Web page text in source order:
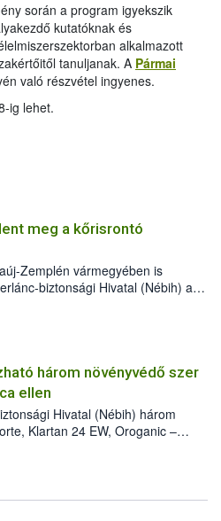
során a program igyekszik
kutatóknak és
alkalmazott
tanuljanak. A Pármai
való részvétel ingyenes.
ig lehet.
meg a kőrisrontó
Zemplén vármegyében is
biztonsági Hivatal (Nébih) a
planipennis) jelenlétét. A
találták meg, de már fertőzött
az intézkedéseket a szlovák
a terjedés megállítása érdekében.
három növényvédő szer
ellen
Hivatal (Nébih) három
Klartan 24 EW, Oroganic –
így azok a szüretet követően,
91) stádiumáig
a károsító elleni további